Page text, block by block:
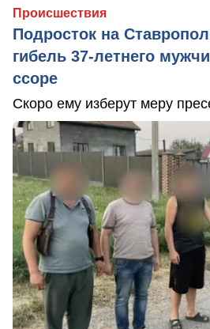
Происшествия
Подросток на
гибель 37-летнего
ссоре
Скоро ему изберут меру